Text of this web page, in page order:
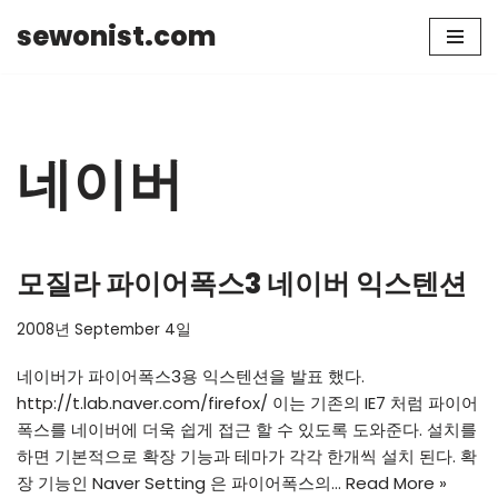
sewonist.com
네이버
모질라 파이어폭스3 네이버 익스텐션
2008년 September 4일
네이버가 파이어폭스3용 익스텐션을 발표 했다.
http://t.lab.naver.com/firefox/ 이는 기존의 IE7 처럼 파이어
폭스를 네이버에 더욱 쉽게 접근 할 수 있도록 도와준다. 설치를
하면 기본적으로 확장 기능과 테마가 각각 한개씩 설치 된다. 확
장 기능인 Naver Setting 은 파이어폭스의… Read More »